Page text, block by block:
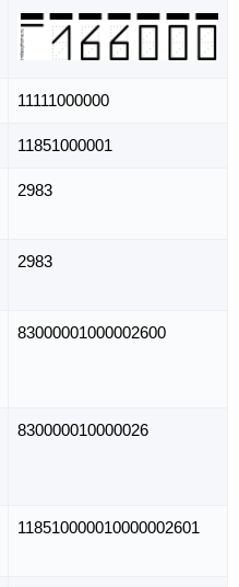
11111000000
11851000001
2983
2983
83000001000002600
830000010000026
118510000010000002601